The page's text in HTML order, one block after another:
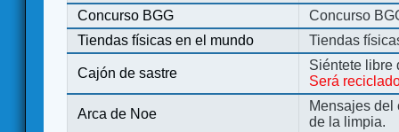
Concurso BGG
Concurso
Tiendas físicas en el mundo
Tiendas
Cajón de sastre
Siéntete libre
Será
Arca de Noe
Mensajes del
de la limpia.